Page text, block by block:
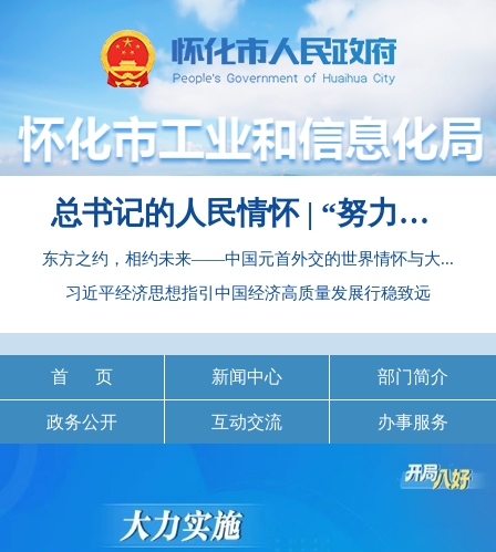
总书记的人民情怀 | “努力提升粮食能源资源安全保障能力”
东方之约，相约未来——中国元首外交的世界情怀与大...
习近平经济思想指引中国经济高质量发展行稳致远
首 页 新闻中心 部门简介
政务公开 互动交流 办事服务